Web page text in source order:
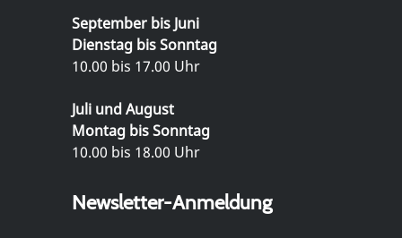
September bis Juni
Dienstag bis Sonntag
10.00 bis 17.00 Uhr
Juli und August
Montag bis Sonntag
10.00 bis 18.00 Uhr
Newsletter-Anmeldung